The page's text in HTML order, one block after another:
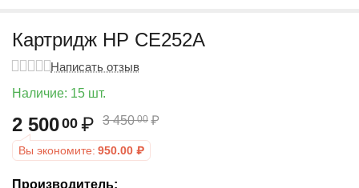
Картридж HP CE252A
Написать отзыв
Наличие: 15 шт.
2 50000 ₽ 3 450 00 ₽
Вы экономите: 950.00 ₽
Производитель: